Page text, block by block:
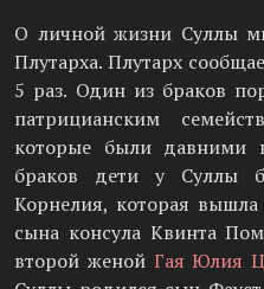
О личной жизни Суллы
Плутарха. Плутарх
5 раз. Один из браков
патрицианским
которые были давними
браков дети у Суллы
Корнелия, которая
сына консула Квинта
второй женой Гая Юлия